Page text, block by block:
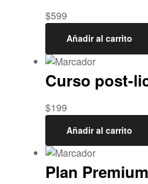
$599
Añadir al carrito
Curso post-
$199
Añadir al carrito
Plan Premium